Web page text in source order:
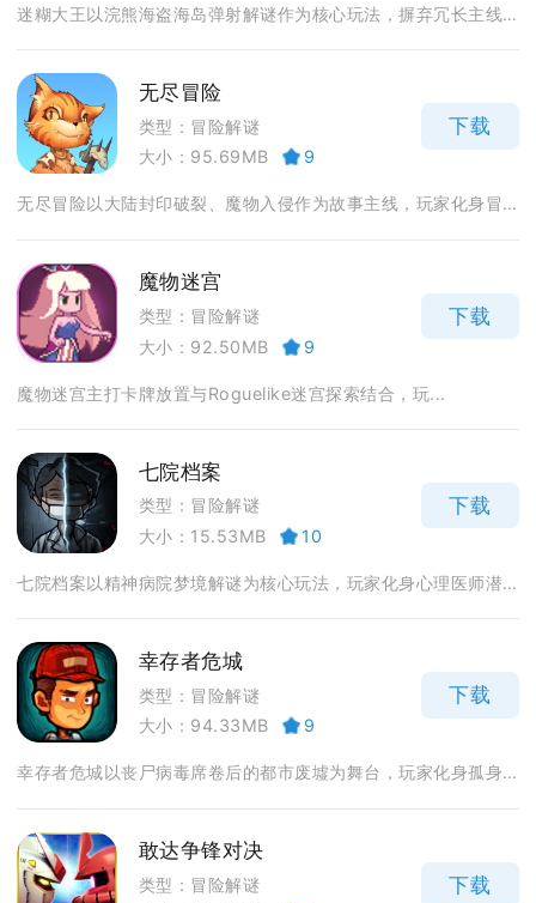
迷糊大王以浣熊海盗海岛弹射解谜作为核心玩法，摒弃冗长主线...
无尽冒险
类型：冒险解谜
大小：95.69MB
9
下载
无尽冒险以大陆封印破裂、魔物入侵作为故事主线，玩家化身冒...
魔物迷宫
类型：冒险解谜
大小：92.50MB
9
下载
魔物迷宫主打卡牌放置与Roguelike迷宫探索结合，玩...
七院档案
类型：冒险解谜
大小：15.53MB
10
下载
七院档案以精神病院梦境解谜为核心玩法，玩家化身心理医师潜...
幸存者危城
类型：冒险解谜
大小：94.33MB
9
下载
幸存者危城以丧尸病毒席卷后的都市废墟为舞台，玩家化身孤身...
敢达争锋对决
类型：冒险解谜
下载